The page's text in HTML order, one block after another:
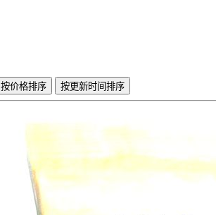
按价格排序 按更新时间排序